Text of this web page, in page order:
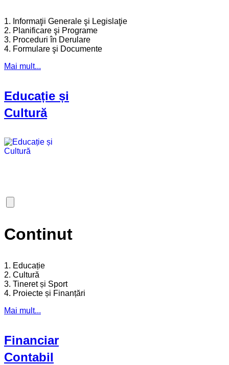
1. Informaţii Generale şi Legislaţie
2. Planificare şi Programe
3. Proceduri în Derulare
4. Formulare şi Documente
Mai mult...
Educație și
Cultură
Continut
1. Educație
2. Cultură
3. Tineret și Sport
4. Proiecte și Finanțări
Mai mult...
Financiar
Contabil